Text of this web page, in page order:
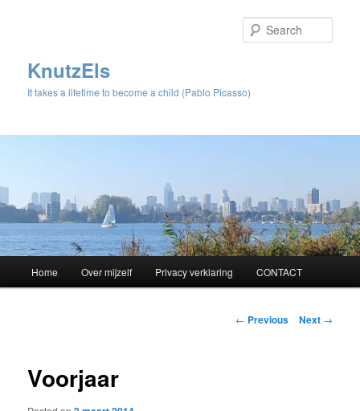
KnutzEls
It takes a lifetime to become a child (Pablo Picasso)
Skip
content
Home Over mijzelf Privacy verklaring CONTACT
Post
← Previous Next →
Voorjaar